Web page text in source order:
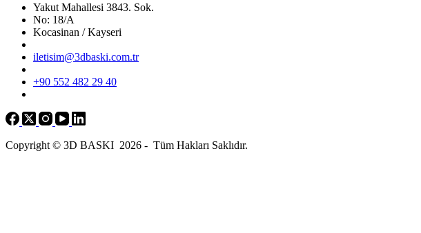
Yakut Mahallesi 3843. Sok.
No: 18/A
Kocasinan / Kayseri
iletisim@3dbaski.com.tr
+90 552 482 29 40
Copyright © 3D BASKI 2026 - Tüm Hakları Saklıdır.